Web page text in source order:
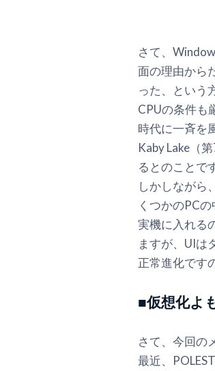
さて、
面の理由から
った、という
CPUの条件も
時代に一斉を
Kaby Lake（
るとのことで
しかしながら
くつかのPC
実機に入れる
ますが、UIは
正常進化です
■仮想化よ
さて、今回の
最近、